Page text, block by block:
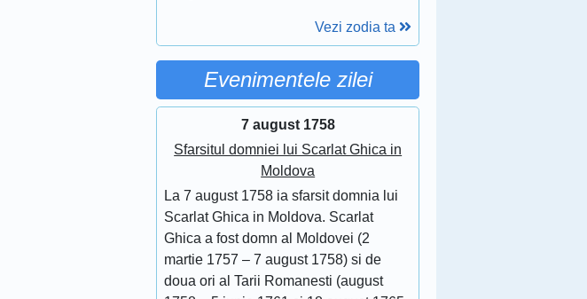
Vezi zodia ta
Evenimentele zilei
7 august 1758
Sfarsitul domniei lui Scarlat Ghica in
Moldova
La 7 august 1758 ia sfarsit domnia lui
Scarlat Ghica in Moldova. Scarlat
Ghica a fost domn al Moldovei (2
martie 1757 – 7 august 1758) si de
doua ori al Tarii Romanesti (august